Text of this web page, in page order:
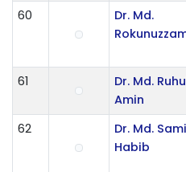
60
Dr. Md.
61
Dr. Md.
Amin
62
Dr. Md.
Habib